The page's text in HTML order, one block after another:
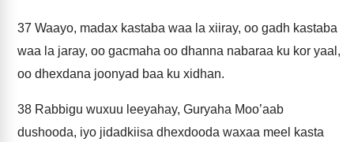
37 Waayo, madax kastaba waa la xiiray, oo gadh kastaba
waa la jaray, oo gacmaha oo dhanna nabaraa ku kor yaal,
oo dhexdana joonyad baa ku xidhan.
38 Rabbigu wuxuu leeyahay, Guryaha Moo’aab
dushooda, iyo jidadkiisa dhexdooda waxaa meel kasta